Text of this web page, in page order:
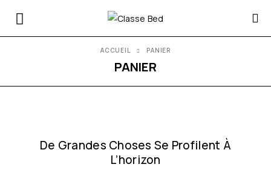
PANIER
ACCUEIL PANIER
De Grandes Choses Se Profilent À
L’horizon